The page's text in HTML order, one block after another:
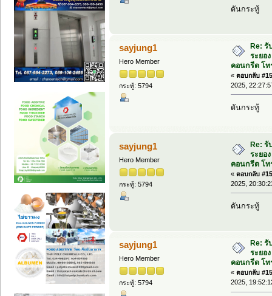
ดันกระทู้
sayjung1
Hero Member
กระทู้: 5794
Re: รั
ระยอ
คอนกรีต โท
« ตอบกลับ
2025,
ดันกระทู้
sayjung1
Hero Member
กระทู้: 5794
Re:
ระยอ
คอนกรีต โท
« ตอบกลับ
2025,
ดันกระทู้
sayjung1
Hero Member
กระทู้: 5794
Re:
ระยอ
คอนกรีต โท
« ตอบกลับ
2025,